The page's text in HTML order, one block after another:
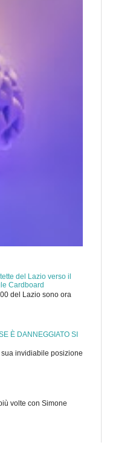
del Lazio verso il
Cardboard
del Lazio sono ora
È DANNEGGIATO SI
invidiabile posizione
volte con Simone